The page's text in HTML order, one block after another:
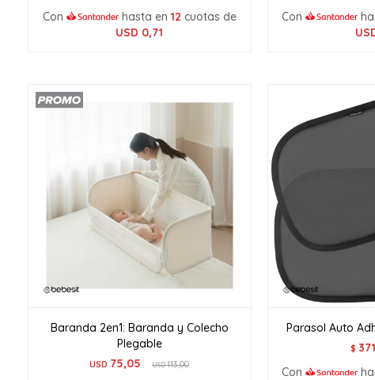
Con hasta en 12 cuotas de
USD 0,71
Con
Baranda 2en1: Baranda y Colecho
Plegable
USD 75,05 USD113,00
Parasol Auto
$ 371
Con